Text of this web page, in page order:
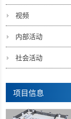
视频
内部活动
社会活动
项目信息